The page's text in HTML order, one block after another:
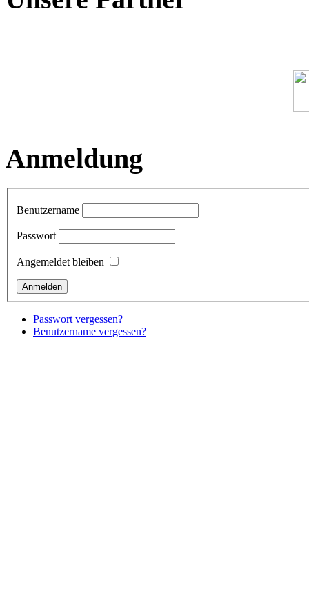
Anmeldung
Benutzername
Passwort
Angemeldet bleiben
Passwort vergessen?
Benutzername vergessen?